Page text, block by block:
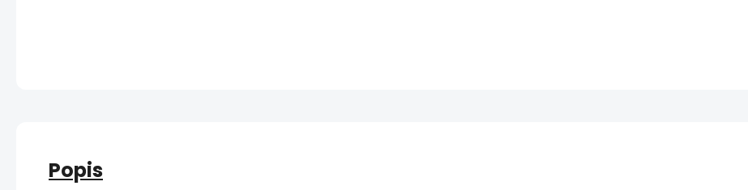
Popis